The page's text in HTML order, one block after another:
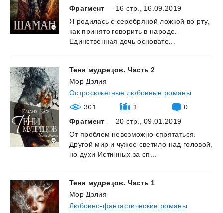
Фрагмент — 16 стр., 16.09.2019
Я родилась с серебряной ложкой во рту,
как принято говорить в народе.
Единственная дочь основате...
Тени мудрецов. Часть 2
Мор Дэлия
Остросюжетные любовные романы
361
1
0
Фрагмент — 20 стр., 09.01.2019
От проблем невозможно спрятаться.
Другой мир и чужое светило над головой,
но духи Истинных за сп...
Тени мудрецов. Часть 1
Мор Дэлия
Любовно-фантастические романы